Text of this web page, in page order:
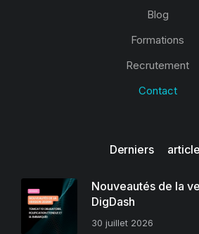
Blog
Formations
Recrutement
Contact
Derniers
Nouveautés de la
DigDash
30 juillet 2026